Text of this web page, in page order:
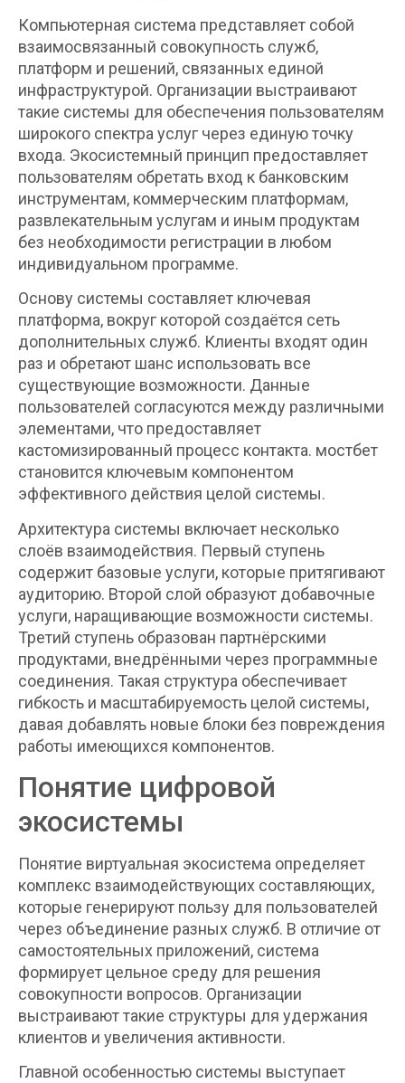
Компьютерная система представляет собой
взаимосвязанный совокупность служб,
платформ и решений, связанных единой
инфраструктурой. Организации выстраивают
такие системы для обеспечения пользователям
широкого спектра услуг через единую точку
входа. Экосистемный принцип предоставляет
пользователям обретать вход к банковским
инструментам, коммерческим платформам,
развлекательным услугам и иным продуктам
без необходимости регистрации в любом
индивидуальном программе.
Основу системы составляет ключевая
платформа, вокруг которой создаётся сеть
дополнительных служб. Клиенты входят один
раз и обретают шанс использовать все
существующие возможности. Данные
пользователей согласуются между различными
элементами, что предоставляет
кастомизированный процесс контакта. мостбет
становится ключевым компонентом
эффективного действия целой системы.
Архитектура системы включает несколько
слоёв взаимодействия. Первый ступень
содержит базовые услуги, которые притягивают
аудиторию. Второй слой образуют добавочные
услуги, наращивающие возможности системы.
Третий ступень образован партнёрскими
продуктами, внедрёнными через программные
соединения. Такая структура обеспечивает
гибкость и масштабируемость целой системы,
давая добавлять новые блоки без повреждения
работы имеющихся компонентов.
Понятие цифровой
экосистемы
Понятие виртуальная экосистема определяет
комплекс взаимодействующих составляющих,
которые генерируют пользу для пользователей
через объединение разных служб. В отличие от
самостоятельных приложений, система
формирует цельное среду для решения
совокупности вопросов. Организации
выстраивают такие структуры для удержания
клиентов и увеличения активности.
Главной особенностью системы выступает